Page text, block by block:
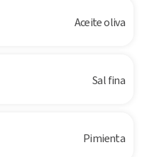
Aceite oliva
Sal fina
Pimienta